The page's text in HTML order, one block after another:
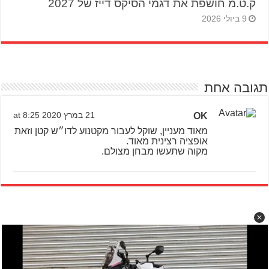
ק.ט.מ חושפת את דגמי הסיקס דייז של 2027
9 ביולי 2026
תגובה אחת
OK 21 במרץ 2020 at 8:25
מאוד מעניין, שוקל לעבור מקטנוע לדו״ש קטן וזאת
אופציה רצינית מאוד.
מקוה שתעשו מבחן מצולם.